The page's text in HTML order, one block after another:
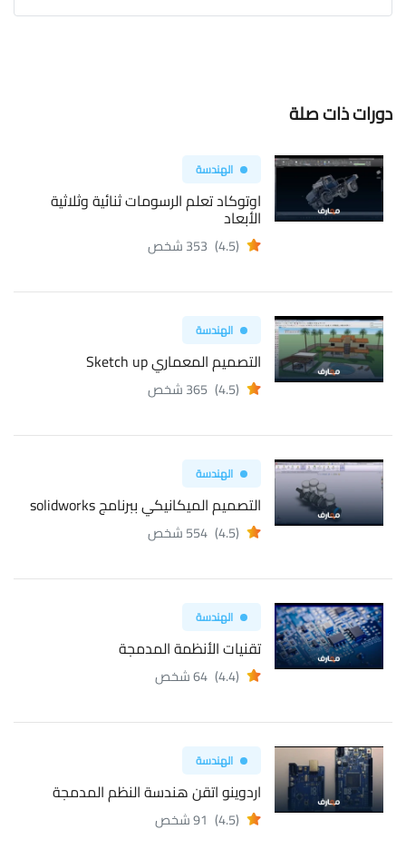
دورات ذات صلة
الهندسة
اوتوكاد تعلم الرسومات ثنائية وثلاثية
الأبعاد
(4.5) 353 شخص
الهندسة
التصميم المعماري Sketch up
(4.5) 365 شخص
الهندسة
التصميم الميكانيكي ببرنامج solidworks
(4.5) 554 شخص
الهندسة
تقنيات الأنظمة المدمجة
(4.4) 64 شخص
الهندسة
اردوينو اتقن هندسة النظم المدمجة
(4.5) 91 شخص